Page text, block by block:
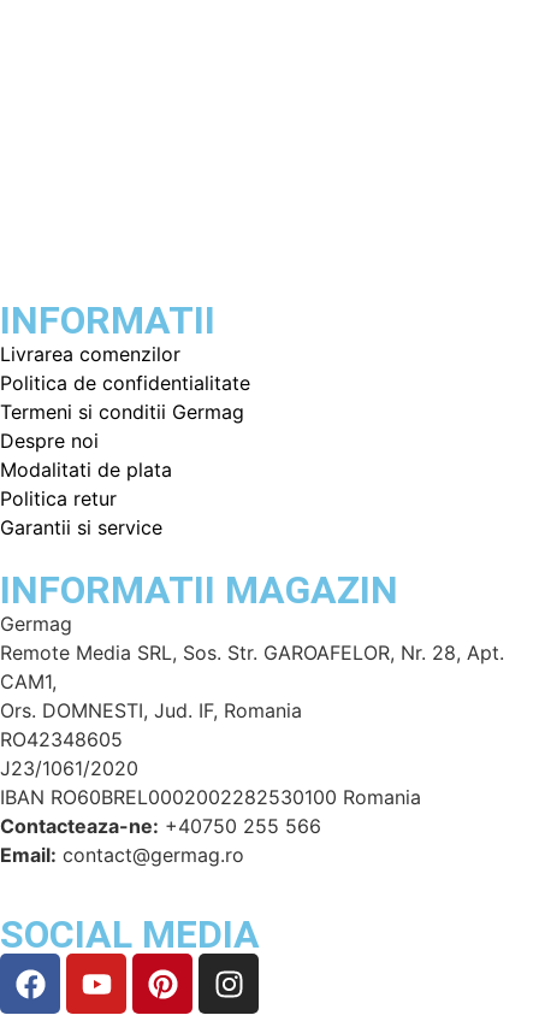
INFORMATII
Livrarea comenzilor
Politica de confidentialitate
Termeni si conditii Germag
Despre noi
Modalitati de plata
Politica retur
Garantii si service
INFORMATII MAGAZIN
Germag
Remote Media SRL, Sos. Str. GAROAFELOR, Nr. 28, Apt.
CAM1,
Ors. DOMNESTI, Jud. IF, Romania
RO42348605
J23/1061/2020
IBAN RO60BREL0002002282530100 Romania
Contacteaza-ne: +40750 255 566
Email: contact@germag.ro
SOCIAL MEDIA